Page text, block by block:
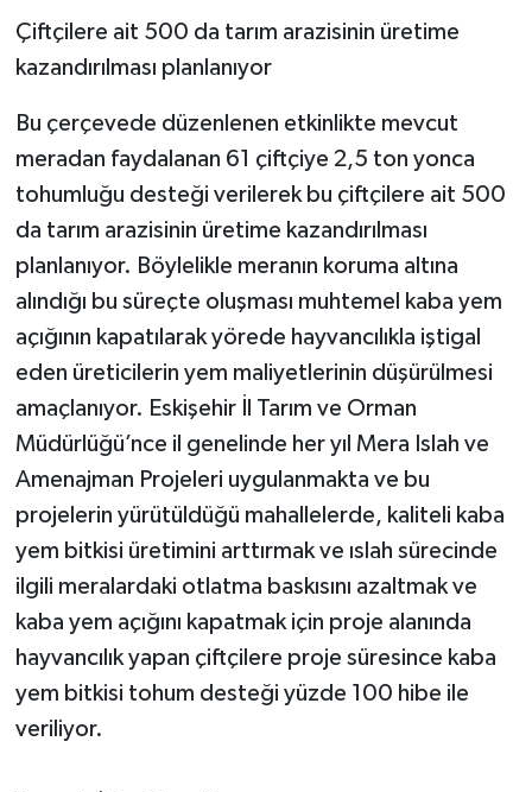
Çiftçilere ait 500 da tarım arazisinin üretime
kazandırılması planlanıyor
Bu çerçevede düzenlenen etkinlikte mevcut
meradan faydalanan 61 çiftçiye 2,5 ton yonca
tohumluğu desteği verilerek bu çiftçilere ait 500
da tarım arazisinin üretime kazandırılması
planlanıyor. Böylelikle meranın koruma altına
alındığı bu süreçte oluşması muhtemel kaba yem
açığının kapatılarak yörede hayvancılıkla iştigal
eden üreticilerin yem maliyetlerinin düşürülmesi
amaçlanıyor. Eskişehir İl Tarım ve Orman
Müdürlüğü’nce il genelinde her yıl Mera Islah ve
Amenajman Projeleri uygulanmakta ve bu
projelerin yürütüldüğü mahallelerde, kaliteli kaba
yem bitkisi üretimini arttırmak ve ıslah sürecinde
ilgili meralardaki otlatma baskısını azaltmak ve
kaba yem açığını kapatmak için proje alanında
hayvancılık yapan çiftçilere proje süresince kaba
yem bitkisi tohum desteği yüzde 100 hibe ile
veriliyor.